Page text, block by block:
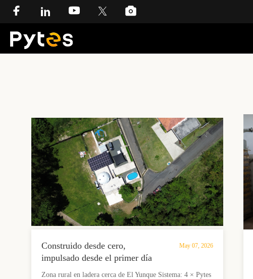
May 07, 2026
Construido desde cero,
impulsado desde el primer día
— Río Grande, Puerto Rico
Zona rural en ladera cerca de El Yunque Sistema: 4 × Pytes